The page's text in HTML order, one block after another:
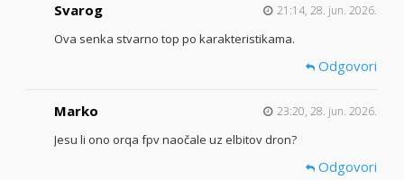
Svarog 21:14, 28. jun. 2026.
Ova senka stvarno top po karakteristikama.
Odgovori
Marko 23:20, 28. jun. 2026.
Jesu li ono orqa fpv naočale uz elbitov dron?
Odgovori